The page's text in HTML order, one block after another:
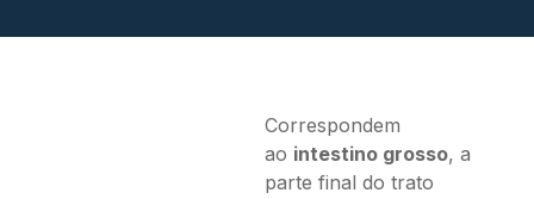
Correspondem
ao intestino grosso, a
parte final do trato